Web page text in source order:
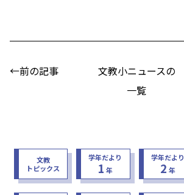
←前の記事
文教小ニュースの
一覧
文教
トピックス
学年だより
1 年
学年だより
2 年